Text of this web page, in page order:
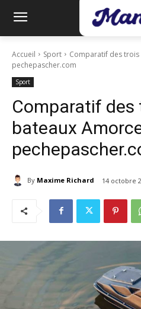
Accueil Sport
Comparatif des
pechepascher.com
Sport
Comparatif des
bateaux
By Maxime Richard 14 octobre